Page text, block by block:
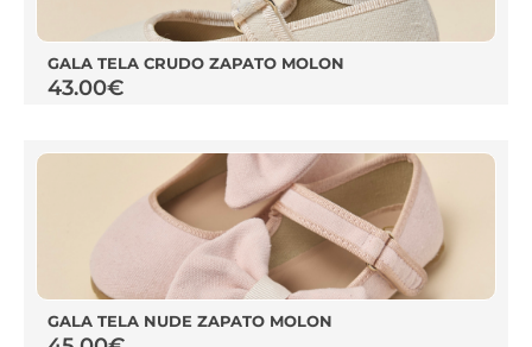
GALA TELA CRUDO ZAPATO MOLON
43.00€
GALA TELA NUDE ZAPATO MOLON